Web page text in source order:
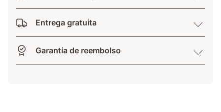
Entrega gratuita
Garantía de reembolso